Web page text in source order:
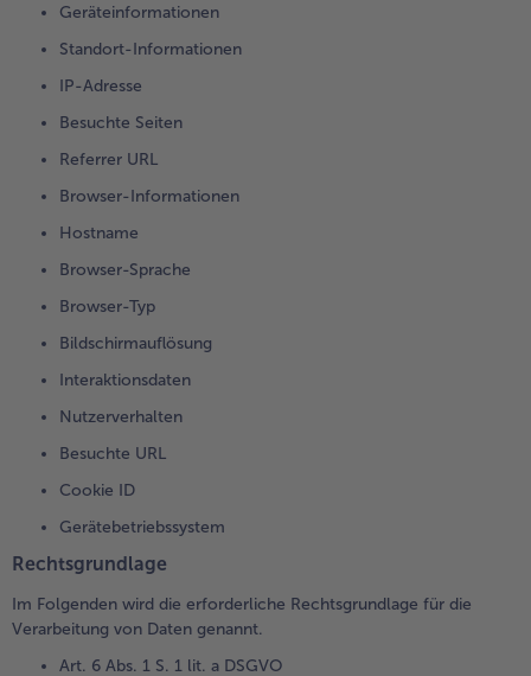
Geräteinformationen
Standort-Informationen
IP-Adresse
Besuchte Seiten
Referrer URL
Browser-Informationen
Hostname
Browser-Sprache
Browser-Typ
Bildschirmauflösung
Interaktionsdaten
Nutzerverhalten
Besuchte URL
Cookie ID
Gerätebetriebssystem
Rechtsgrundlage
Im Folgenden wird die erforderliche Rechtsgrundlage für die
Verarbeitung von Daten genannt.
Art. 6 Abs. 1 S. 1 lit. a DSGVO